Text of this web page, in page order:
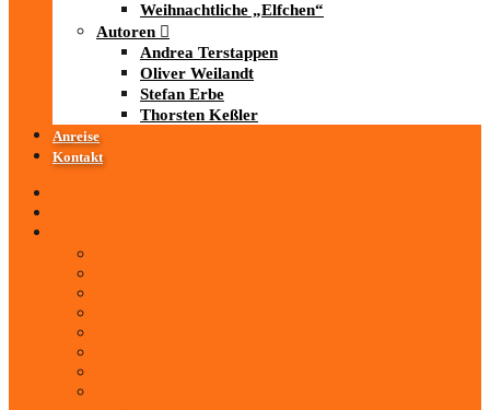
Weihnachtliche „Elfchen“
Autoren
Andrea Terstappen
Oliver Weilandt
Stefan Erbe
Thorsten Keßler
Anreise
Kontakt